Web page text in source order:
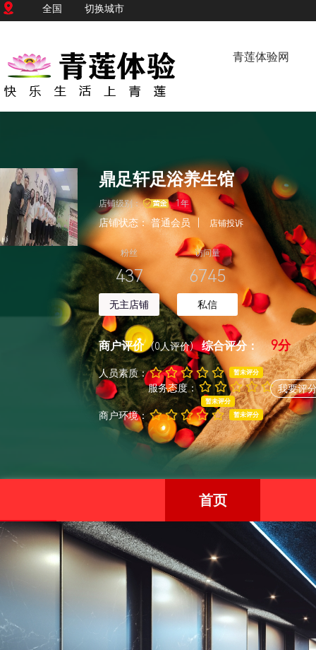
全国 切换城市
青莲体验网
鼎足轩足浴养生馆
店铺级别： 1年
店铺状态：普通会员 店铺投诉
粉丝
437
无主店铺
访问量
6745
私信
商户评价 (0人评价)综合评分： 9分
人员素质： 暂未评分
服务态度：
暂未评分
商户环境： 暂未评分
我要评
首页